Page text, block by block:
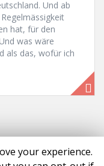
Und ab
hat, für den
was wäre
als das, wofür ich
your experience.